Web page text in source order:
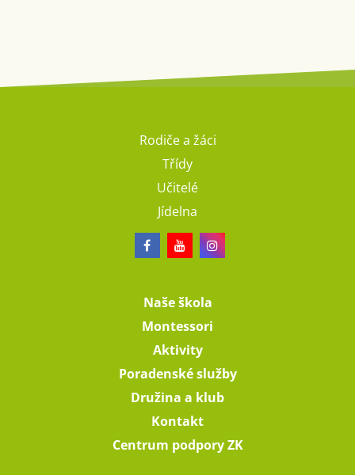
Rodiče a žáci
Třídy
Učitelé
Jídelna
Naše škola
Montessori
Aktivity
Poradenské služby
Družina a klub
Kontakt
Centrum podpory ZK